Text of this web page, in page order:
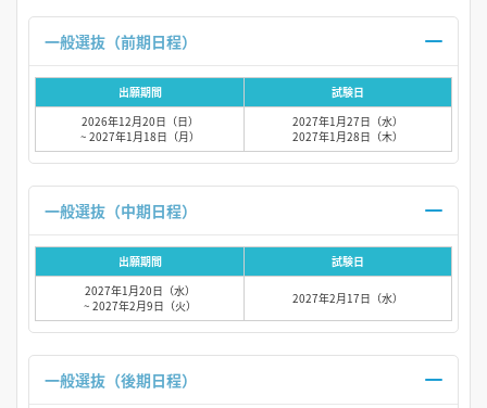
出願期間
試験日
2026年12月20日（日）
~ 2027年1月18日（月）
2027年1月27日（水）
2027年1月28日（木）
出願期間
試験日
2027年1月20日（水）
~ 2027年2月9日（火）
2027年2月17日（水）